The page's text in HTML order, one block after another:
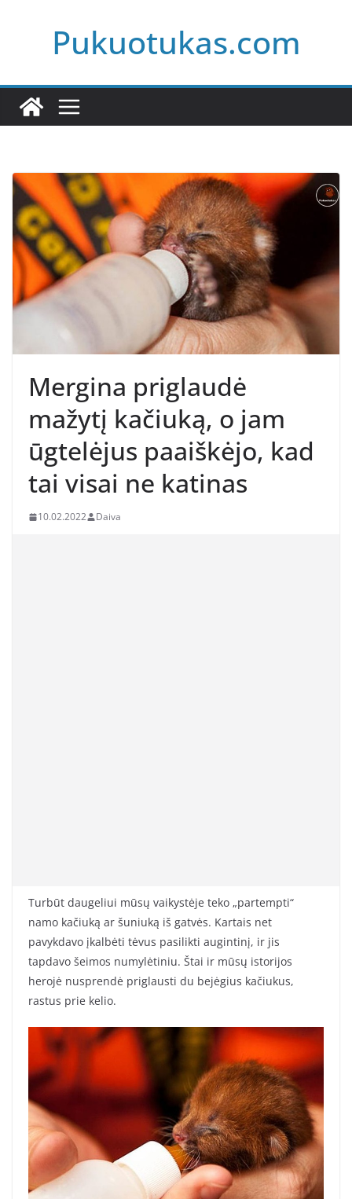
Pukuotukas.com
Mergina priglaudė
mažytį kačiuką, o jam
ūgtelėjus paaiškėjo, kad
tai visai ne katinas
10.02.2022 Daiva
Turbūt daugeliui mūsų vaikystėje teko „partempti“
namo kačiuką ar šuniuką iš gatvės. Kartais net
pavykdavo įkalbėti tėvus pasilikti augintinį, ir jis
tapdavo šeimos numylėtiniu. Štai ir mūsų istorijos
herojė nusprendė priglausti du bejėgius kačiukus,
rastus prie kelio.